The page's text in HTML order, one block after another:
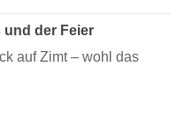
und der Feier
auf Zimt – wohl das